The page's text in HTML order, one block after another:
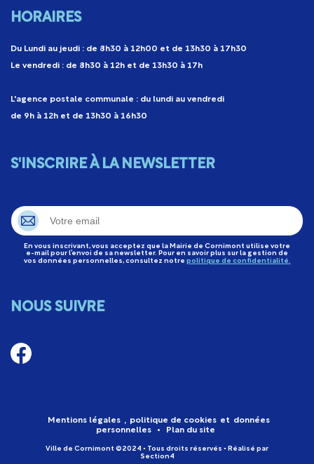
HORAIRES
Du Lundi au jeudi : de 8h30 à 12h00 et de 13h30 à 17h30
Le vendredi : de 8h30 à 12h et de 13h30 à 17h
L'agence postale communale : du lundi au vendredi
de 9h à 12h et de 13h30 à 16h30
S'INSCRIRE À LA NEWSLETTER
En vous inscrivant, vous acceptez que la Mairie de Cornimont utilise votre
e-mail pour l’envoi de sa newsletter. Pour en savoir plus sur la gestion de
vos données personnelles, consultez notre politique de confidentialité.
NOUS SUIVRE
Mentions légales , politique de cookies et données
personnelles
• Plan du site
Ville de Cornimont ©2024 • Tous droits réservés • Réalisé par
Section4